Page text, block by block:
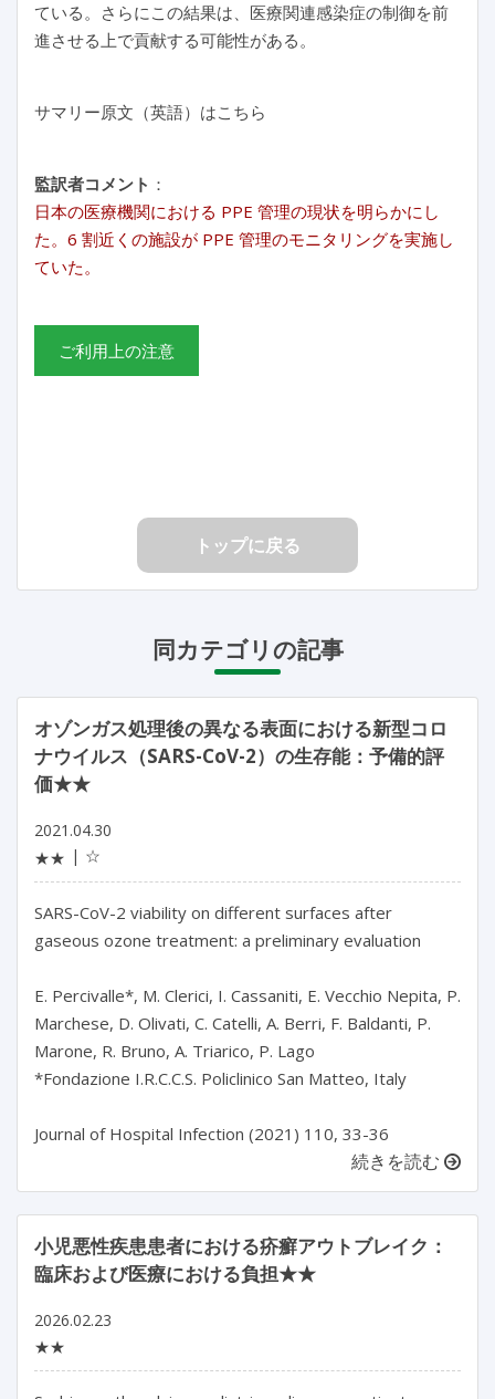
ている。さらにこの結果は、医療関連感染症の制御を前
進させる上で貢献する可能性がある。
サマリー原文（英語）はこちら
監訳者コメント ：
日本の医療機関における PPE 管理の現状を明らかにし
た。6 割近くの施設が PPE 管理のモニタリングを実施し
ていた。
ご利用上の注意
トップに戻る
同カテゴリの記事
オゾンガス処理後の異なる表面における新型コロ
ナウイルス（SARS-CoV-2）の生存能：予備的評
価★★
2021.04.30
★★
☆
SARS-CoV-2 viability on different surfaces after
gaseous ozone treatment: a preliminary evaluation
E. Percivalle*, M. Clerici, I. Cassaniti, E. Vecchio Nepita, P.
Marchese, D. Olivati, C. Catelli, A. Berri, F. Baldanti, P.
Marone, R. Bruno, A. Triarico, P. Lago
*Fondazione I.R.C.C.S. Policlinico San Matteo, Italy
Journal of Hospital Infection (2021) 110, 33-36
続きを読む
小児悪性疾患患者における疥癬アウトブレイク：
臨床および医療における負担★★
2026.02.23
★★